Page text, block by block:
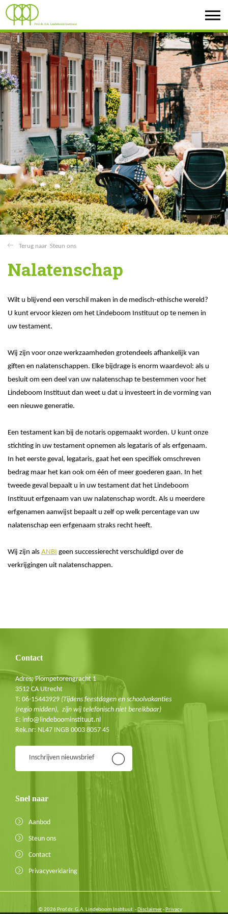
Steun ons
Nalatenschap
Wilt u blijvend een verschil maken in de medisch-ethische wereld?
U kunt ervoor kiezen om het Lindeboom Instituut op te nemen in
uw testament.
Wij zijn voor onze werkzaamheden grotendeels afhankelijk van
giften en nalatenschappen. Elke bijdrage is enorm waardevol: als u
besluit om een deel van uw nalatenschap te bestemmen voor het
Lindeboom Instituut dan weet u dat u investeert in de vorming van
een nieuwe generatie.
Een testament kan bij de notaris opgemaakt worden. U kunt onze
stichting in uw testament opnemen als legataris of als erfgenaam.
In het eerste geval, legataris, gaat het een specifiek omschreven
bedrag maar het kan ook om één of meer goederen gaan. In het
tweede geval bepaalt u in uw testament dat het Lindeboom
Instituut erfgenaam van uw nalatenschap wordt. Als u meerdere
erfgenamen aanwijst bepaalt u zelf op welk percentage van uw
nalatenschap een erfgenaam straks recht heeft.
Wij zijn als ANBI geen successierecht verschuldigd over de
verkrijgingen uit nalatenschappen.
E-mail
Contact
Adres: Plompetorengracht 1
3512 CA Utrecht
T: 06-15443929 (Tijdens feestdagen en schoolvakanties
(regio midden), zijn wij telefonisch niet bereikbaar)
E: info@lindeboominstituut.nl
Rek.nr: NL47 INGB 0003 8057 45
Inschrijven nieuwsbrief
Snel naar
Aanbod
Steun ons
Contact
Privacyverklaring
© 2026 Prof.dr. G.A. Lindeboom Instituut -Disclaimer-Privacy